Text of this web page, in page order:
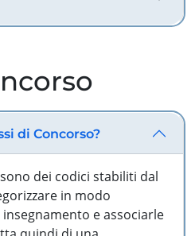
di Concorso?
sono dei codici stabiliti dal
in modo
e associarle